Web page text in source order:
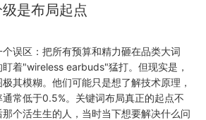
是布局起点
误区：把所有预算和精力砸在品类大词
盯着"wireless earbuds"猛打。但现实是，
其模糊。他们可能只是想了解技术原理，
常低于0.5%。关键词布局真正的起点不
个活生生的人，当时当下想要解决什么问